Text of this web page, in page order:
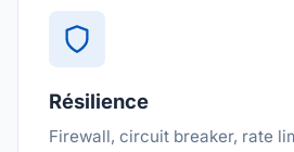
Résilience
Firewall, circuit breaker, rate